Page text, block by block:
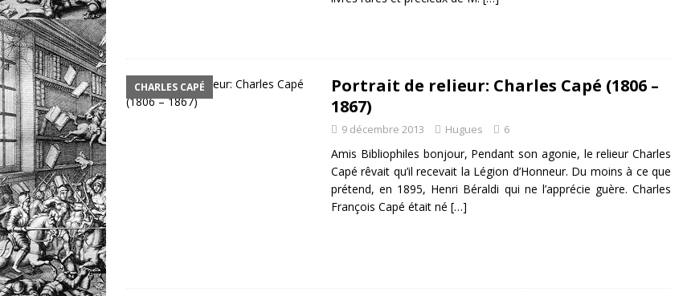
CHARLES CAPÉ
Portrait de relieur: Charles Capé (1806 –
1867)
9 décembre 2013 Hugues 6
Amis Bibliophiles bonjour, Pendant son agonie, le relieur Charles
Capé rêvait qu’il recevait la Légion d’Honneur. Du moins à ce que
prétend, en 1895, Henri Béraldi qui ne l’apprécie guère. Charles
François Capé était né […]